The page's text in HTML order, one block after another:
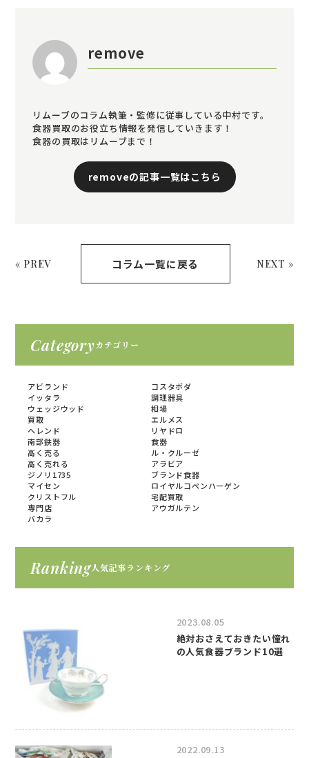
remove
リムーブのコラム執筆・監修に従事している中村です。
食器買取のお役立ち情報を発信していきます！
食器の買取はリムーブまで！
removeの記事一覧はこちら
« PREV コラム一覧に戻る NEXT »
Categoryカテゴリー
アビランド
コスタボダ
イッタラ
調理器具
ウェッジウッド
相場
買取
エルメス
ヘレンド
リヤドロ
南部鉄器
食器
高く売る
ル・クルーゼ
高く売れる
アラビア
ジノリ1735
ブランド食器
マイセン
ロイヤルコペンハーゲン
クリストフル
宅配買取
専門店
アウガルテン
バカラ
Ranking人気記事ランキング
2023.08.05
絶対おさえておきたい憧れ
の人気食器ブランド10選
2022.09.13